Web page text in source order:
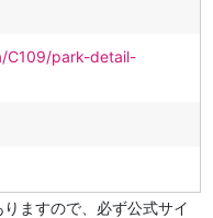
C109/park-detail-
ますので、必ず公式サイ